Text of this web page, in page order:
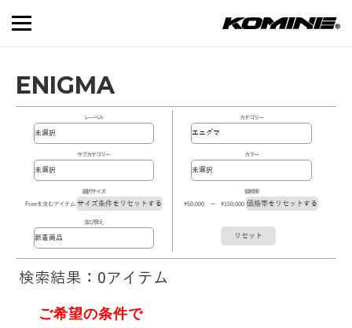
ENIGMA
レーベル カテゴリー
サブカテゴリー カラー
選択サイズ
Freeを含むアイテム サイズ条件をリセットする
価格帯
\50,000 ～ \150,000 価格帯をリセットする
並び替え
リセット
検索結果：0アイテム
ご希望の条件で